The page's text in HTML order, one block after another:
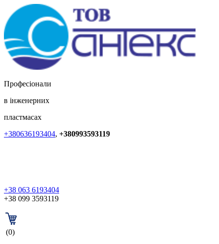
Професіонали
в інженерних
пластмасах
+380636193404, +380993593119
+38 063 6193404
+38 099 3593119
(0)